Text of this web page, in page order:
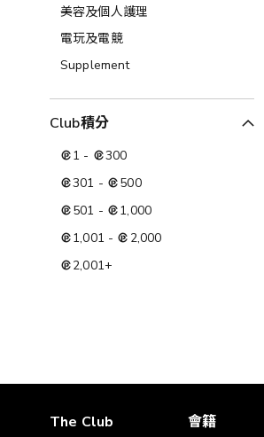
美容及個人護理​
電玩及電競
Supplement
Club積分
1 -
300
301 -
500
501 -
1,000
1,001 -
2,000
2,001+
The Club 會籍